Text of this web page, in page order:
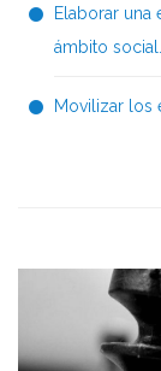
Elaborar una
ámbito social.
Movilizar los